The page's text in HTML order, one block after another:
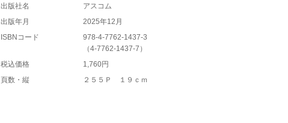
出版社名
アスコム
出版年月
2025年12月
ISBNコード
978-4-7762-1437-3
（4-7762-1437-7 ）
税込価格
1,760円
頁数・縦
２５５Ｐ １９ｃｍ